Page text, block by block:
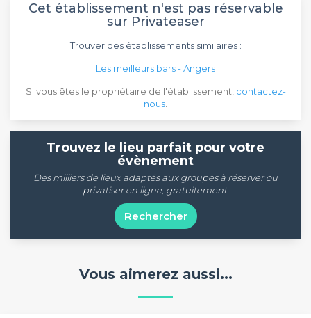
Cet établissement n'est pas réservable
sur Privateaser
Trouver des établissements similaires :
Les meilleurs bars - Angers
Si vous êtes le propriétaire de l'établissement, contactez-
nous
Trouvez le lieu parfait pour votre
évènement
Des milliers de lieux adaptés aux groupes à réserver ou
privatiser en ligne, gratuitement.
Rechercher
Vous aimerez aussi...